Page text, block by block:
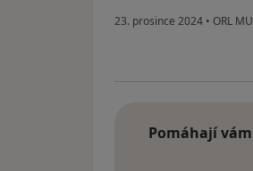
23. prosince 2024 • ORL
Pomáhají